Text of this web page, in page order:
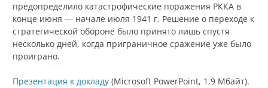
предопределило катастрофические поражения РККА в
конце июня — начале июля 1941 г. Решение о переходе к
стратегической обороне было принято лишь спустя
несколько дней, когда приграничное сражение уже было
проиграно.
Презентация к докладу (Microsoft PowerPoint, 1,9 Мбайт).